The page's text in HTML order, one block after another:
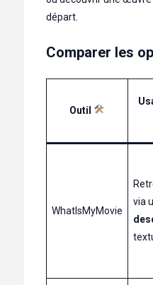
départ.
Comparer les
Outil
WhatIsMyMovie
via